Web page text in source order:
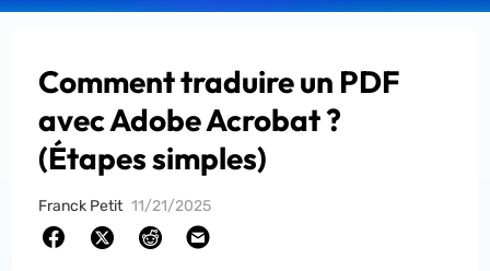
Comment traduire un PDF
avec Adobe Acrobat ?
(Étapes simples)
Franck Petit 11/21/2025